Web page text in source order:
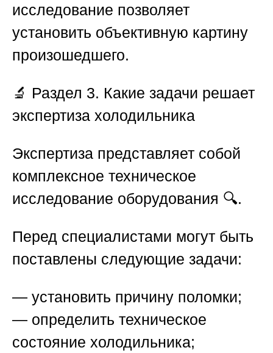
исследование позволяет
установить объективную картину
произошедшего.
🔬 Раздел 3. Какие задачи решает
экспертиза холодильника
Экспертиза представляет собой
комплексное техническое
исследование оборудования 🔍.
Перед специалистами могут быть
поставлены следующие задачи:
— установить причину поломки;
— определить техническое
состояние холодильника;